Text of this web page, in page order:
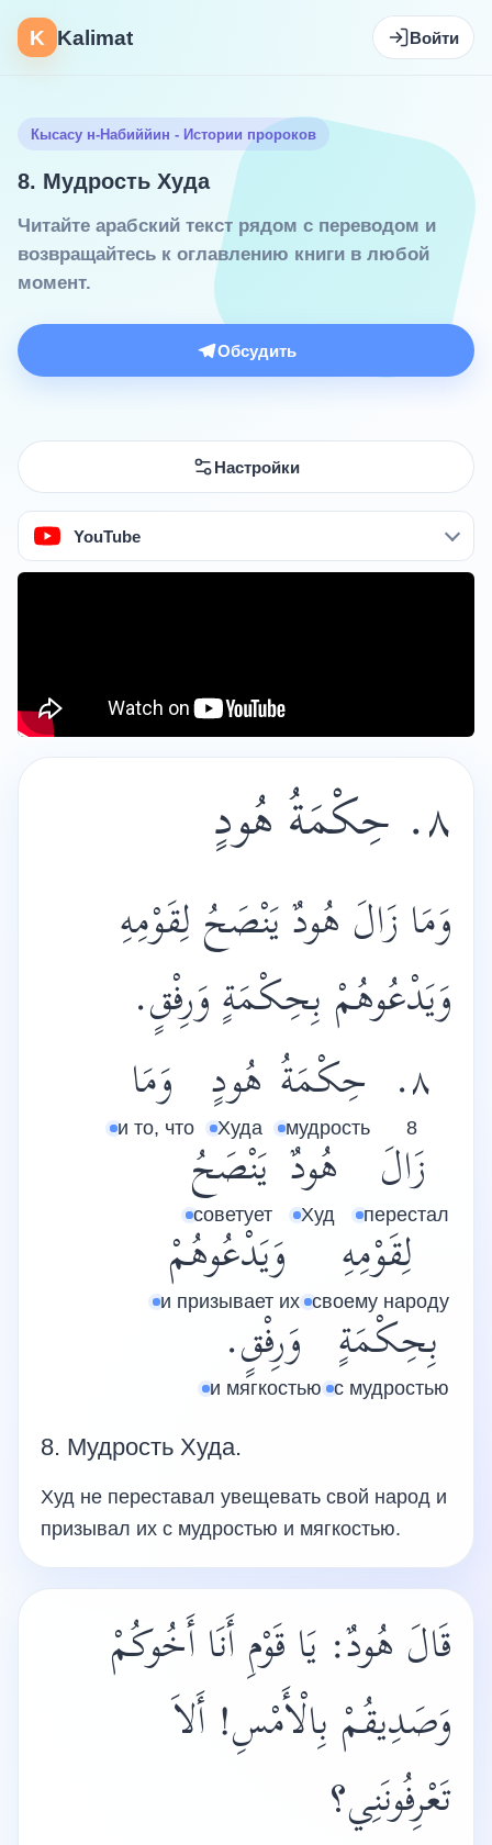
K Kalimat Войти
Кысасу н-Набиййин - Истории пророков
8. Мудрость Худа
Читайте арабский текст рядом с переводом и
возвращайтесь к оглавлению книги в любой
момент.
Обсудить
Настройки
YouTube
٨. حِكْمَةُ هُودٍ
وَمَا زَالَ هُودٌ يَنْصَحُ لِقَوْمِهِ
وَيَدْعُوهُمْ بِحِكْمَةٍ وَرِفْقٍ.
٨.
8
حِكْمَةُ
мудрость
هُودٍ
Худа
وَمَا
и то, что
زَالَ
перестал
هُودٌ
Худ
يَنْصَحُ
советует
لِقَوْمِهِ
своему народу
وَيَدْعُوهُمْ
и призывает их
بِحِكْمَةٍ
с мудростью
وَرِفْقٍ.
и мягкостью
8. Мудрость Худа.
Худ не переставал увещевать свой народ и
призывал их с мудростью и мягкостью.
قَالَ هُودٌ: يَا قَوْمِ أَنَا أَخُوكُمْ
وَصَدِيقُمْ بِالْأَمْسِ! أَلاَ
تَعْرِفُونَنِي؟